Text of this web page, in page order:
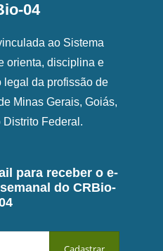
04
ao Sistema
orienta, disciplina e
da profissão de
Minas Gerais, Goiás,
Distrito Federal.
para receber o e-
do CRBio-